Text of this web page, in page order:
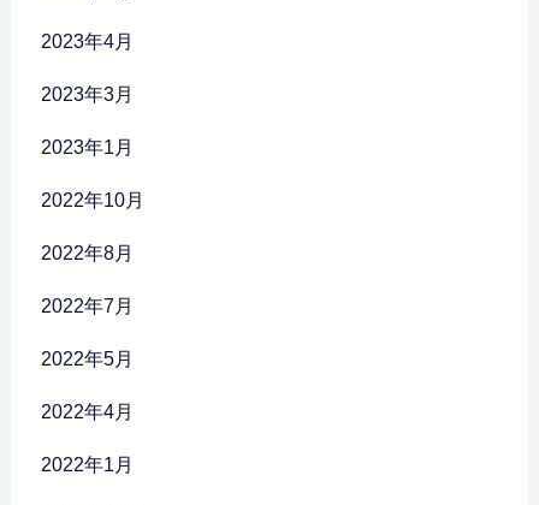
2023年4月
2023年3月
2023年1月
2022年10月
2022年8月
2022年7月
2022年5月
2022年4月
2022年1月